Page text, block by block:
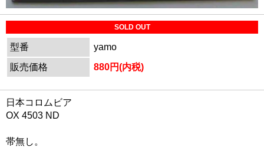
SOLD OUT
型番
yamo
販売価格
880円(内税)
日本コロムビア
OX 4503 ND
帯無し。